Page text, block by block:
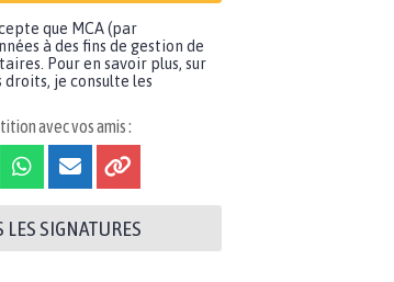
que MCA (par
à des fins de gestion de
Pour en savoir plus, sur
je consulte les
avec vos amis :
SIGNATURES